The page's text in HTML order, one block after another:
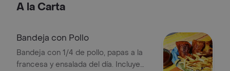
A la Carta
Bandeja con Pollo
Bandeja con 1/4 de pollo, papas a la
francesa y ensalada del día. Incluye